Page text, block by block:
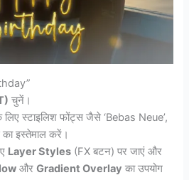
चुनें।
स्टाइलिश फोंट्स जैसे ‘Bebas Neue’,
का इस्तेमाल करें।
Layer Styles (FX बटन) पर जाएं और
औरGradient Overlay का उपयोग